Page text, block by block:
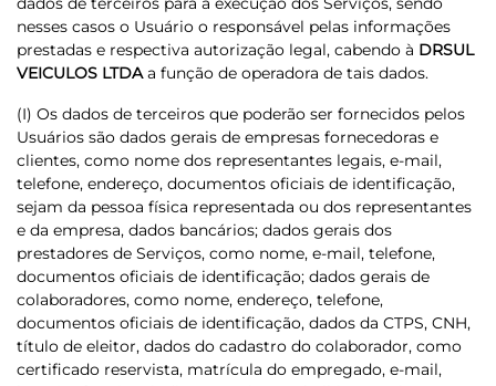
nesses casos o Usuário o responsável pelas informações
prestadas e respectiva autorização legal, cabendo à DRSUL
VEICULOS LTDAa função de operadora de tais dados.
(I) Os dados de terceiros que poderão ser fornecidos pelos
Usuários são dados gerais de empresas fornecedoras e
clientes, como nome dos representantes legais, e-mail,
telefone, endereço, documentos oficiais de identificação,
sejam da pessoa física representada ou dos representantes
e da empresa, dados bancários; dados gerais dos
prestadores de Serviços, como nome, e-mail, telefone,
documentos oficiais de identificação; dados gerais de
colaboradores, como nome, endereço, telefone,
documentos oficiais de identificação, dados da CTPS, CNH,
título de eleitor, dados do cadastro do colaborador, como
certificado reservista, matrícula do empregado, e-mail,